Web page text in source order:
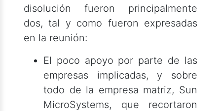
disolución fueron principalmente
dos, tal y como fueron expresadas
en la reunión:
El poco apoyo por parte de las
empresas implicadas, y sobre
todo de la empresa matriz, Sun
MicroSystems, que recortaron